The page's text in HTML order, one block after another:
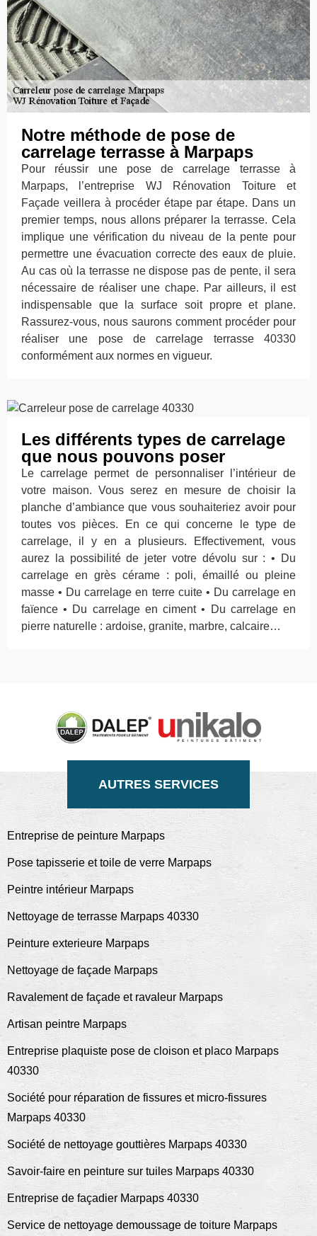
Notre méthode de pose de
carrelage terrasse à Marpaps
Pour réussir une pose de carrelage terrasse à
Marpaps, l’entreprise WJ Rénovation Toiture et
Façade veillera à procéder étape par étape. Dans un
premier temps, nous allons préparer la terrasse. Cela
implique une vérification du niveau de la pente pour
permettre une évacuation correcte des eaux de pluie.
Au cas où la terrasse ne dispose pas de pente, il sera
nécessaire de réaliser une chape. Par ailleurs, il est
indispensable que la surface soit propre et plane.
Rassurez-vous, nous saurons comment procéder pour
réaliser une pose de carrelage terrasse 40330
conformément aux normes en vigueur.
Les différents types de carrelage
que nous pouvons poser
Le carrelage permet de personnaliser l’intérieur de
votre maison. Vous serez en mesure de choisir la
planche d’ambiance que vous souhaiteriez avoir pour
toutes vos pièces. En ce qui concerne le type de
carrelage, il y en a plusieurs. Effectivement, vous
aurez la possibilité de jeter votre dévolu sur : • Du
carrelage en grès cérame : poli, émaillé ou pleine
masse • Du carrelage en terre cuite • Du carrelage en
faïence • Du carrelage en ciment • Du carrelage en
pierre naturelle : ardoise, granite, marbre, calcaire…
AUTRES SERVICES
Entreprise de peinture Marpaps
Pose tapisserie et toile de verre Marpaps
Peintre intérieur Marpaps
Nettoyage de terrasse Marpaps 40330
Peinture exterieure Marpaps
Nettoyage de façade Marpaps
Ravalement de façade et ravaleur Marpaps
Artisan peintre Marpaps
Entreprise plaquiste pose de cloison et placo Marpaps
40330
Société pour réparation de fissures et micro-fissures
Marpaps 40330
Société de nettoyage gouttières Marpaps 40330
Savoir-faire en peinture sur tuiles Marpaps 40330
Entreprise de façadier Marpaps 40330
Service de nettoyage demoussage de toiture Marpaps